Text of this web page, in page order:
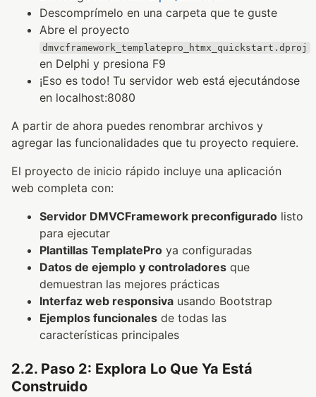
Descomprímelo en una carpeta que te guste
Abre el proyecto
dmvcframework_templatepro_htmx_quickstart.dproj
en Delphi y presiona F9
¡Eso es todo! Tu servidor web está ejecutándose
en localhost:8080
A partir de ahora puedes renombrar archivos y
agregar las funcionalidades que tu proyecto requiere.
El proyecto de inicio rápido incluye una aplicación
web completa con:
Servidor DMVCFramework preconfigurado listo
para ejecutar
Plantillas TemplatePro ya configuradas
Datos de ejemplo y controladores que
demuestran las mejores prácticas
Interfaz web responsiva usando Bootstrap
Ejemplos funcionales de todas las
características principales
2.2. Paso 2: Explora Lo Que Ya Está
Construido